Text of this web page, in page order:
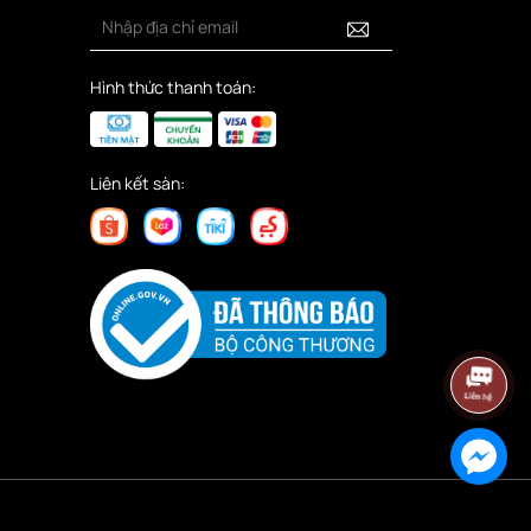
Hình thức thanh toán:
Liên kết sàn: